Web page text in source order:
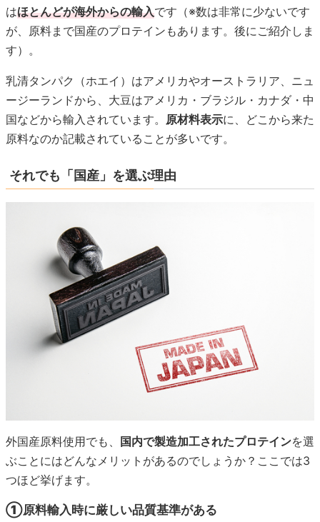
はほとんどが海外からの輸入です（※数は非常に少ないです
が、原料まで国産のプロテインもあります。後にご紹介しま
す）。
乳清タンパク（ホエイ）はアメリカやオーストラリア、ニュ
ージーランドから、大豆はアメリカ・ブラジル・カナダ・中
国などから輸入されています。 原材料表示に、どこから来た
原料なのか記載されていることが多いです。
それでも「国産」を選ぶ理由
外国産原料使用でも、 国内で製造加工されたプロテインを選
ぶことにはどんなメリットがあるのでしょうか？ここでは3
つほど挙げます。
①原料輸入時に厳しい品質基準がある